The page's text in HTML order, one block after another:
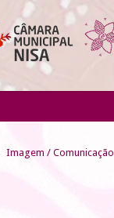
Imagem / Comunicação